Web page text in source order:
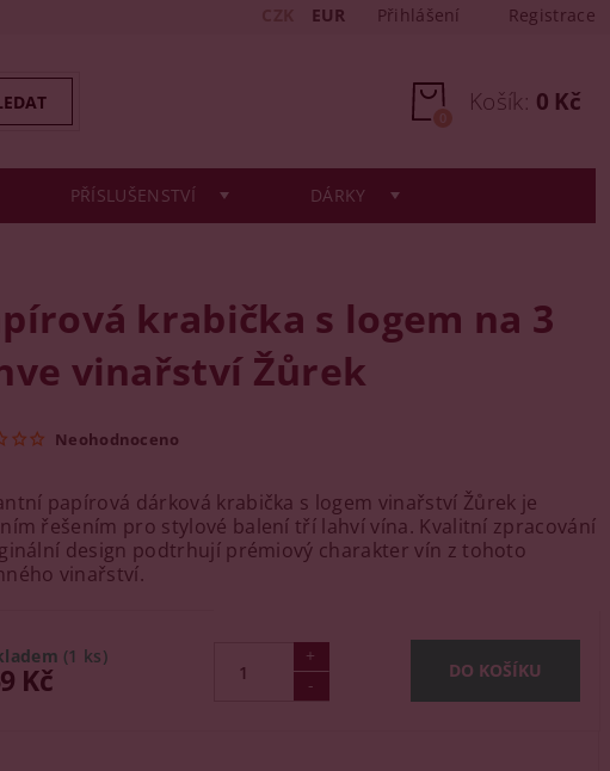
EUR Přihlášení Registrace
Košík: 0 Kč
0
PŘÍSLUŠENSTVÍ DÁRKY
krabička s logem na 3
vinařství Žůrek
Neohodnoceno
papírová dárková krabička s logem vinařství Žůrek je
řešením pro stylové balení tří lahví vína. Kvalitní zpracování
design podtrhují prémiový charakter vín z tohoto
vinařství.
(1 ks)
Kč